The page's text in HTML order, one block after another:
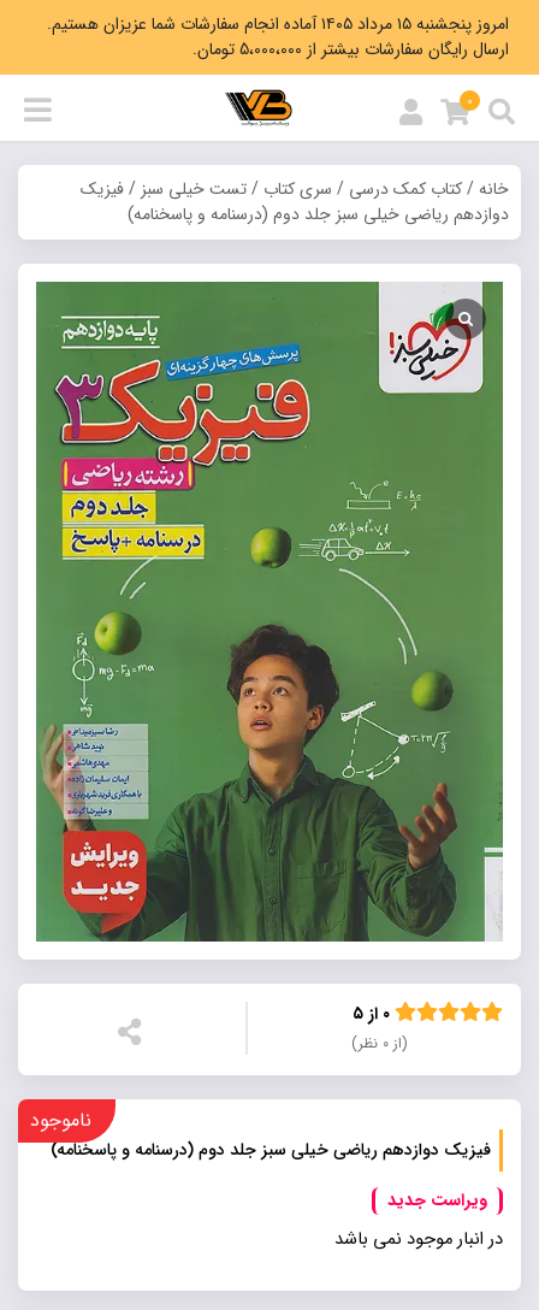
امروز پنجشنبه ۱۵ مرداد ۱۴۰۵ آماده انجام سفارشات شما عزیزان هستیم.
ارسال رایگان سفارشات بیشتر از 5،000،000 تومان.
0
خانه/کتاب کمک درسی / سری کتاب /تست خیلی سبز / فیزیک
دوازدهم ریاضی خیلی سبز جلد دوم (درسنامه و پاسخنامه)
(از ۰ نظر)
فیزیک دوازدهم ریاضی خیلی سبز جلد دوم (درسنامه و پاسخنامه)
ویراست جدید
ناموجود
در انبار موجود نمی باشد